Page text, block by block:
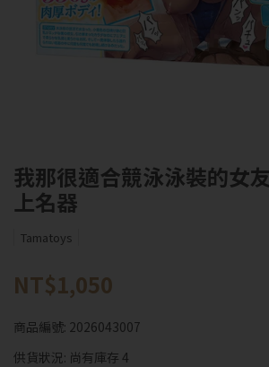
我那很適合競泳泳裝的女
上名器
Tamatoys
NT$1,050
商品編號: 2026043007
供貨狀況: 尚有庫存 4